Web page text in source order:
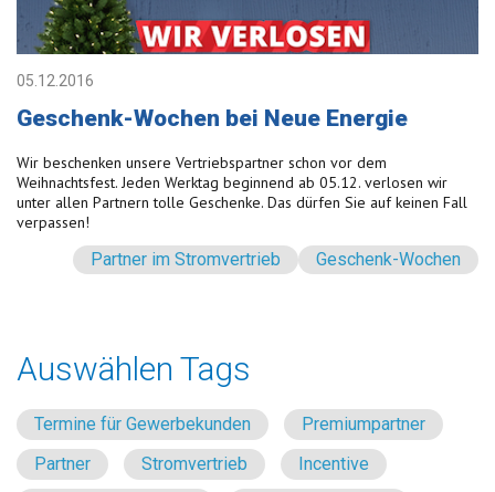
05.12.2016
Geschenk-Wochen bei Neue Energie
Wir beschenken unsere Vertriebspartner schon vor dem
Weihnachtsfest. Jeden Werktag beginnend ab 05.12. verlosen wir
unter allen Partnern tolle Geschenke. Das dürfen Sie auf keinen Fall
verpassen!
Geschenk-Wochen
Partner im Stromvertrieb
Auswählen Tags
Termine für Gewerbekunden
Premiumpartner
Partner
Stromvertrieb
Incentive